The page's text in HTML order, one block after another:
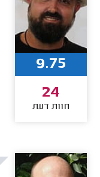
9.75
24
חוות דעת